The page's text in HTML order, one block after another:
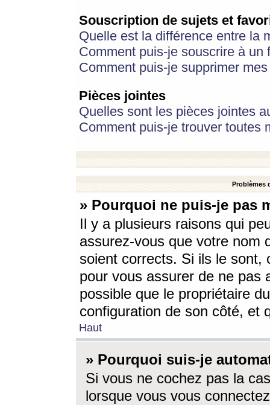
Souscription de sujets et
Quelle est la différence entre la
Comment puis-je souscrire à
Comment puis-je supprimer
Pièces jointes
Quelles sont les pièces jointes
Comment puis-je trouver toutes
Problèmes
» Pourquoi ne puis-je pas
Il y a plusieurs raisons qui
assurez-vous que votre nom
soient corrects. Si ils le sont,
pour vous assurer de ne pas
possible que le propriétaire
configuration de son côté, et
Haut
» Pourquoi suis-je
Si vous ne cochez pas la
lorsque vous vous